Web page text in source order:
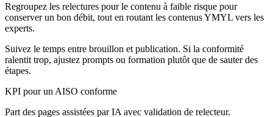
Regroupez les relectures pour le contenu à faible risque pour
conserver un bon débit, tout en routant les contenus YMYL vers les
experts.
Suivez le temps entre brouillon et publication. Si la conformité
ralentit trop, ajustez prompts ou formation plutôt que de sauter des
étapes.
KPI pour un AISO conforme
Part des pages assistées par IA avec validation de relecteur.